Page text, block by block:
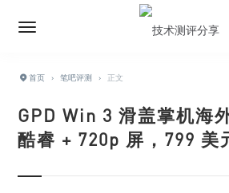
首页 › 笔吧评测 › 正文
GPD Win 3 滑盖掌机海
酷睿 + 720p 屏，799 美